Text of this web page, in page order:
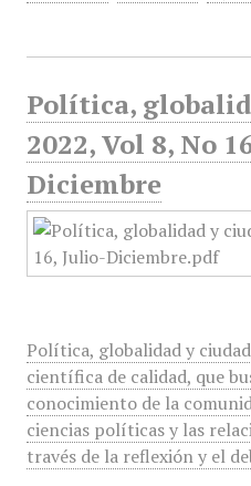
Política,
2022, Vol 8, No
Diciembre
Política, globalidad y
científica de calidad, que
conocimiento de la
ciencias políticas y las
través de la reflexión y el